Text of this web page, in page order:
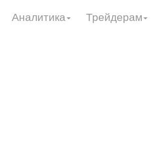
Аналитика Трейдерам